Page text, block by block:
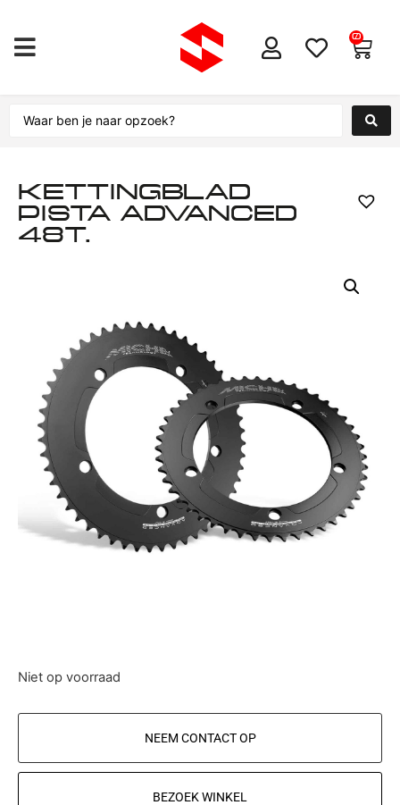
0
KETTINGBLAD
PISTA ADVANCED
48T.
Niet op voorraad
NEEM CONTACT OP
BEZOEK WINKEL